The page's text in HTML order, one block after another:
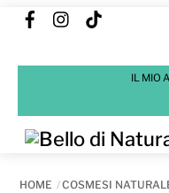
Skip
content
FacebookInstagram
IL MIO
HOME COSMESI